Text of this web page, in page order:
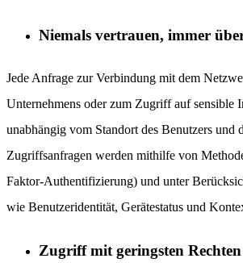
Niemals vertrauen, immer
Jede Anfrage zur Verbindung mit dem
Unternehmens oder zum Zugriff auf sensible
unabhängig vom Standort des Benutzers und
Zugriffsanfragen werden mithilfe von
Faktor-Authentifizierung) und unter
wie Benutzeridentität, Gerätestatus und
Zugriff mit geringsten Rechten